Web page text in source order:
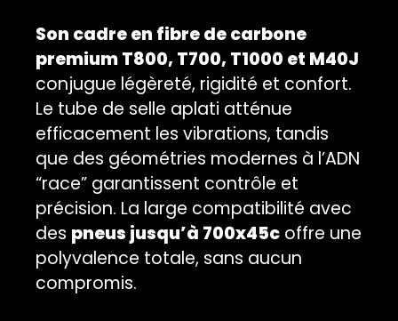
Son cadre en fibre de carbone
premium T800, T700, T1000 et M40J
conjugue légèreté, rigidité et confort.
Le tube de selle aplati atténue
efficacement les vibrations, tandis
que des géométries modernes à l’ADN
“race” garantissent contrôle et
précision. La large compatibilité avec
des pneus jusqu’à 700x45c offre une
polyvalence totale, sans aucun
compromis.